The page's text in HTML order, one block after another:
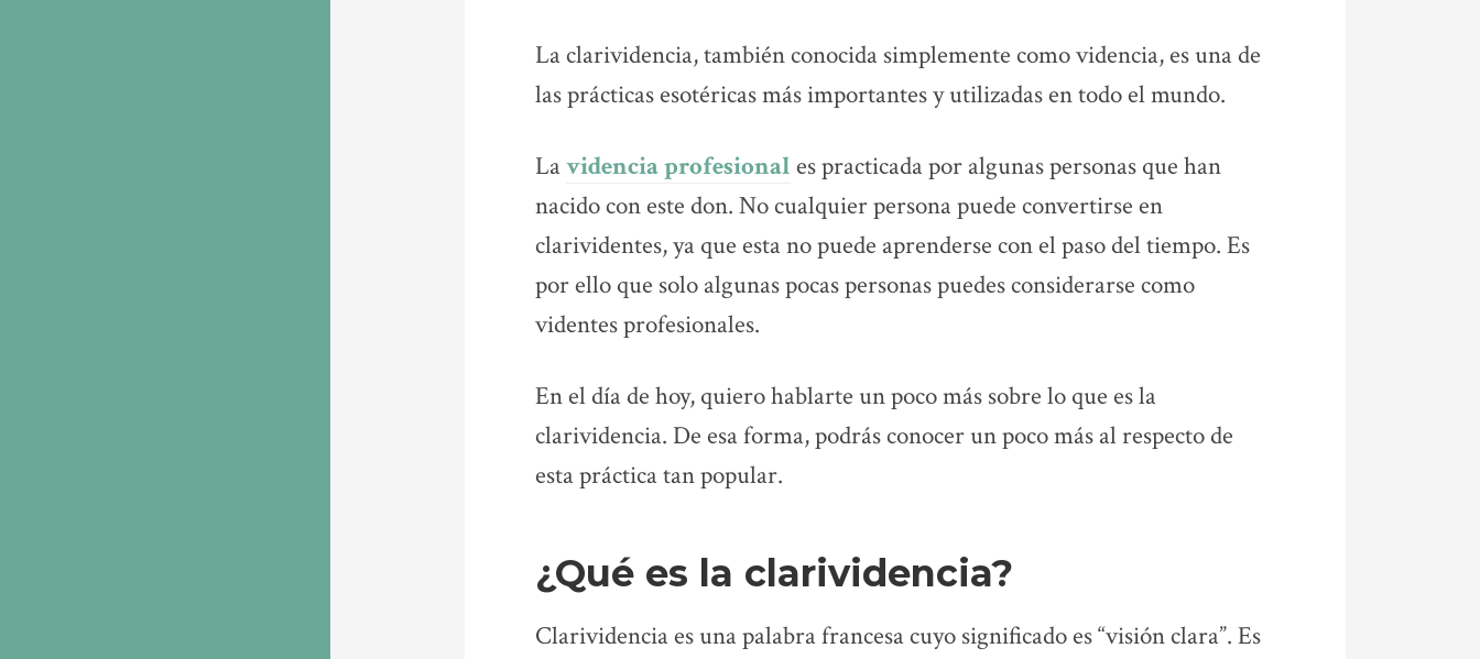
La clarividencia, también conocida simplemente como videncia, es una de
las prácticas esotéricas más importantes y utilizadas en todo el mundo.
La videncia profesional es practicada por algunas personas que han
nacido con este don. No cualquier persona puede convertirse en
clarividentes, ya que esta no puede aprenderse con el paso del tiempo. Es
por ello que solo algunas pocas personas puedes considerarse como
videntes profesionales.
En el día de hoy, quiero hablarte un poco más sobre lo que es la
clarividencia. De esa forma, podrás conocer un poco más al respecto de
esta práctica tan popular.
¿Qué es la clarividencia?
Clarividencia es una palabra francesa cuyo significado es “visión clara”. Es